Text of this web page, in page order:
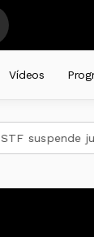
- com
Vídeos